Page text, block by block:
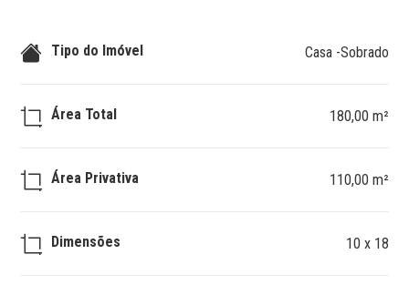
Tipo do Imóvel Casa -Sobrado
Área Total 180,00 m²
Área Privativa 110,00 m²
Dimensões 10 x 18